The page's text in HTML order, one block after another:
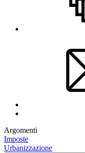
Argomenti
Imposte
Urbanizzazione